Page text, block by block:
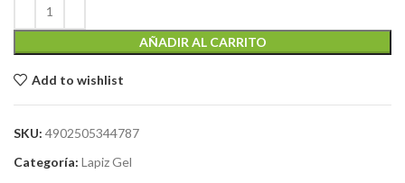
AÑADIR AL CARRITO
Add to wishlist
SKU: 4902505344787
Categoría: Lapiz Gel